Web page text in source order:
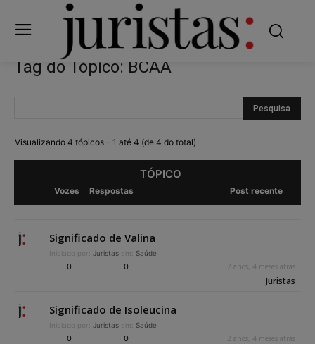
Tag do Tópico: BCAA
Visualizando 4 tópicos - 1 até 4 (de 4 do total)
TÓPICO
Vozes Respostas Post recente
Significado de Valina
Iniciado por: Juristas em: Saúde
0 0 2 anos, 4 meses atrás
Juristas
Significado de Isoleucina
Iniciado por: Juristas em: Saúde
0 0 2 anos, 4 meses atrás